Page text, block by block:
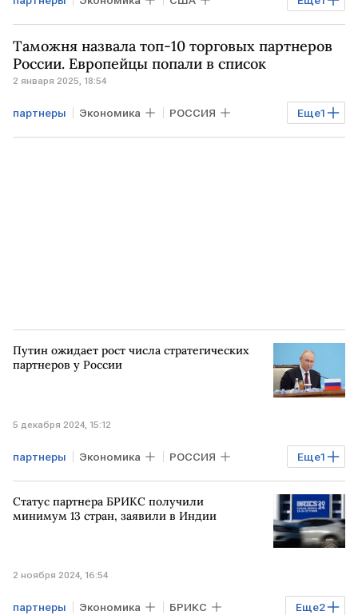
пошлины
Таможня назвала топ-10 торговых партнеров
России. Европейцы попали в список
2 января 2025, 18:54
Еще1
партнеры Экономика РОССИЯ
торговля
Путин ожидает рост числа стратегических
партнеров у России
5 декабря 2024, 15:12
Еще1
партнеры Экономика РОССИЯ
Владимир Путин
Статус партнера БРИКС получили
минимум 13 стран, заявили в Индии
2 ноября 2024, 16:54
Еще2
партнеры Экономика БРИКС